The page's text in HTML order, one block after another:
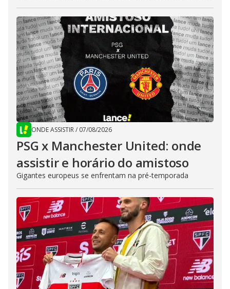
ONDE ASSISTIR/ 07/08/2026
PSG x Manchester United: onde
assistir e horário do amistoso
Gigantes europeus se enfrentam na pré-temporada